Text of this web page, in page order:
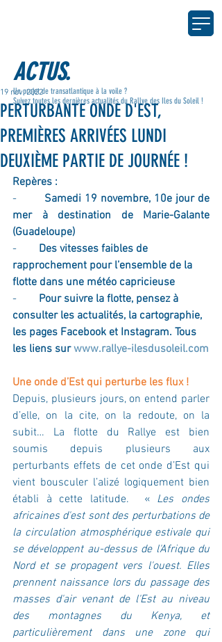
ACTUS.
PERTURBANTE ONDE D'EST,
PREMIÈRES ARRIVÉES LUNDI
DEUXIÈME PARTIE DE JOURNÉE !
19 nov. 2022
Repères :
- Samedi 19 novembre, 10e jour de
mer à destination de Marie-Galante
(Guadeloupe)
- Des vitesses faibles de
rapprochement pour l’ensemble de la
flotte dans une météo capricieuse
- Pour suivre la flotte, pensez à
consulter les actualités, la cartographie,
les pages Facebook et Instagram. Tous
les liens sur www.rallye-ilesdusoleil.com
Une onde d’Est qui perturbe les flux !
Depuis, plusieurs jours, on entend parler
d’elle, on la cite, on la redoute, on la
subit… La flotte du Rallye est bien
soumis depuis plusieurs aux
perturbants effets de cet onde d’Est qui
vient bousculer l’alizé logiquement bien
établi à cette latitude.  « Les ondes
africaines d'est sont des perturbations de
la circulation atmosphérique estivale qui
se développent au-dessus de l'Afrique du
Nord et se propagent vers l'ouest. Elles
prennent naissance lors du passage des
masses d'air venant de l'Est au niveau
des montagnes du Kenya, et
particulièrement dans une zone qui
Un projet de transatlantique à la voile ?
Suivez toutes les dernières actualités du Rallye des Iles du Soleil !